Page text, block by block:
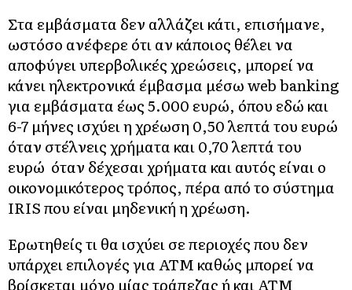
Στα εμβάσματα δεν αλλάζει κάτι, επισήμανε,
ωστόσο ανέφερε ότι αν κάποιος θέλει να
αποφύγει υπερβολικές χρεώσεις, μπορεί να
κάνει ηλεκτρονικά έμβασμα μέσω web banking
για εμβάσματα έως 5.000 ευρώ, όπου εδώ και
6-7 μήνες ισχύει η χρέωση 0,50 λεπτά του ευρώ
όταν στέλνεις χρήματα και 0,70 λεπτά του
ευρώ όταν δέχεσαι χρήματα και αυτός είναι ο
οικονομικότερος τρόπος, πέρα από το σύστημα
IRIS που είναι μηδενική η χρέωση.
Ερωτηθείς τι θα ισχύει σε περιοχές που δεν
υπάρχει επιλογές για ΑΤΜ καθώς μπορεί να
βρίσκεται μόνο μίας τράπεζας ή και ΑΤΜ